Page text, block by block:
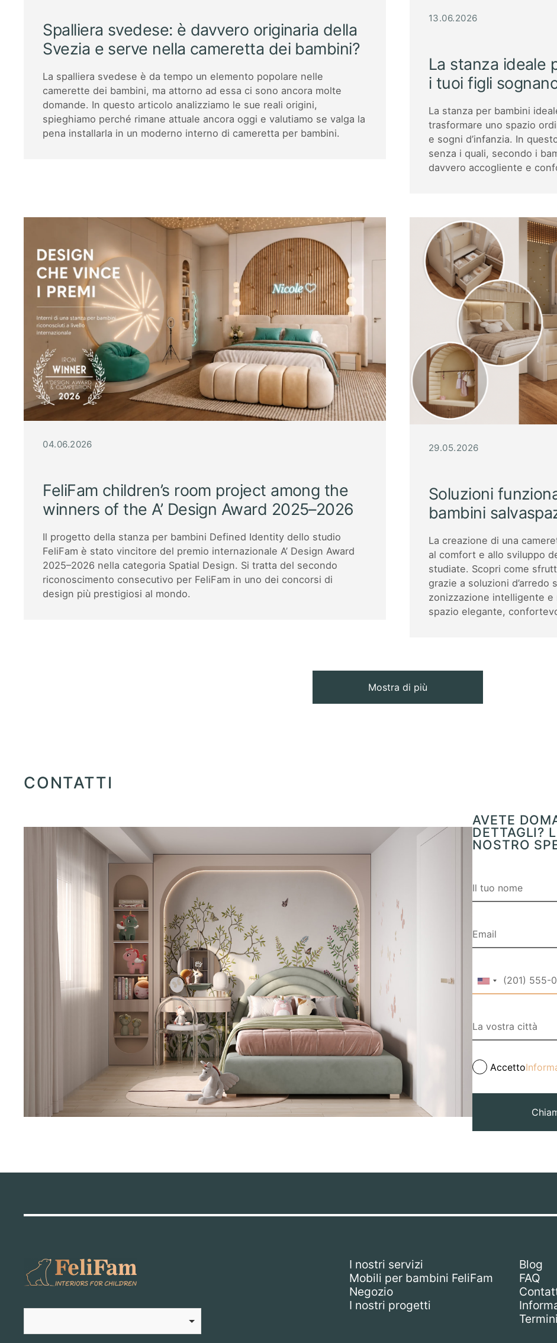
Spalliera svedese: è davvero originaria della
Svezia e serve nella cameretta dei bambini?
La spalliera svedese è da tempo un elemento popolare nelle
camerette dei bambini, ma attorno ad essa ci sono ancora molte
domande. In questo articolo analizziamo le sue reali origini,
spieghiamo perché rimane attuale ancora oggi e valutiamo se valga la
pena installarla in un moderno interno di cameretta per bambini.
13.06.2026
La stanza ideale
i tuoi figli
La stanza per bambini
trasformare uno spazio
e sogni d’infanzia. In
senza i quali, secondo i
davvero accogliente e
04.06.2026
FeliFam children’s room project among the
winners of the A’ Design Award 2025–2026
Il progetto della stanza per bambini Defined Identity dello studio
FeliFam è stato vincitore del premio internazionale A’ Design Award
2025–2026 nella categoria Spatial Design. Si tratta del secondo
riconoscimento consecutivo per FeliFam in uno dei concorsi di
design più prestigiosi al mondo.
29.05.2026
Soluzioni
bambini
La creazione di una
al comfort e allo sviluppo
studiate. Scopri come
grazie a soluzioni d’arredo
zonizzazione intelligente e
spazio elegante,
Mostra di più
CONTATTI
AVETE
DETTAGLI?
NOSTRO
Accetto
I nostri servizi
Mobili per bambini FeliFam
Negozio
I nostri progetti
Blog
FAQ